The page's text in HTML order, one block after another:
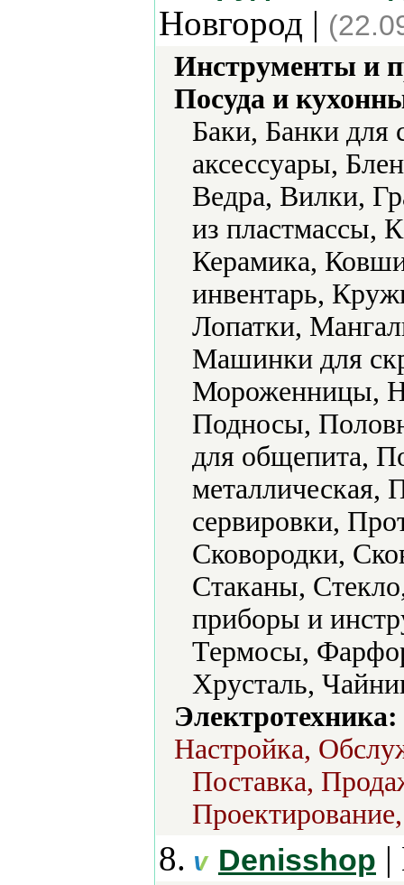
Новгород |
Инструменты и
Посуда и
Баки, Банки для
аксессуары,
Ведра, Вилки,
из пластмассы,
Керамика,
инвентарь,
Лопатки,
Машинки для
Мороженницы,
Подносы,
для общепита,
металлическая,
сервировки,
Сковородки,
Стаканы,
приборы и
Термосы,
Хрусталь,
Электротехника:
Настройка,
Поставка,
8. Denisshop |